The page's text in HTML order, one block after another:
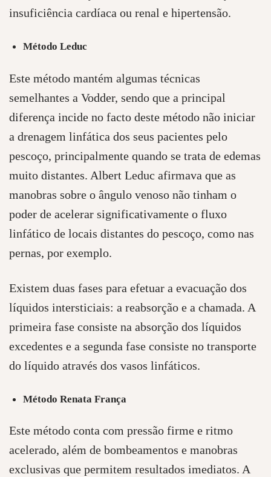
insuficiência cardíaca ou renal e hipertensão.
Método Leduc
Este método mantém algumas técnicas
semelhantes a Vodder, sendo que a principal
diferença incide no facto deste método não iniciar
a drenagem linfática dos seus pacientes pelo
pescoço, principalmente quando se trata de edemas
muito distantes. Albert Leduc afirmava que as
manobras sobre o ângulo venoso não tinham o
poder de acelerar significativamente o fluxo
linfático de locais distantes do pescoço, como nas
pernas, por exemplo.
Existem duas fases para efetuar a evacuação dos
líquidos intersticiais: a reabsorção e a chamada. A
primeira fase consiste na absorção dos líquidos
excedentes e a segunda fase consiste no transporte
do líquido através dos vasos linfáticos.
Método Renata França
Este método conta com pressão firme e ritmo
acelerado, além de bombeamentos e manobras
exclusivas que permitem resultados imediatos. A